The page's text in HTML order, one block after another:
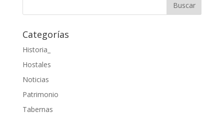
Categorías
Historia_
Hostales
Noticias
Patrimonio
Tabernas